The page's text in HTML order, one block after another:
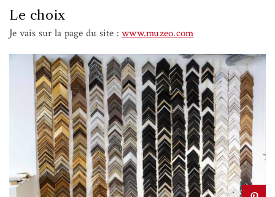
Le choix
Je vais sur la page du site :www.muzeo.com